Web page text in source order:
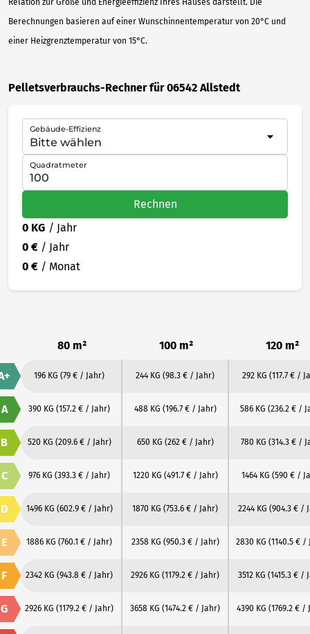
Berechnungen basieren auf einer Wunschinnentemperatur von 20°C und
einer Heizgrenztemperatur von 15°C.
Pelletsverbrauchs-Rechner für 06542 Allstedt
Gebäude-Effizienz
Quadratmeter
Rechnen
0 KG / Jahr
0 € / Jahr
0 € / Monat
80 m² 100 m² 120 m²
196 KG (79 € / Jahr) 244 KG (98.3 € / Jahr) 292 KG (117.7 € /
A 390 KG (157.2 € / Jahr) 488 KG (196.7 € / Jahr) 586 KG (236.2 € /
B 520 KG (209.6 € / Jahr) 650 KG (262 € / Jahr) 780 KG (314.3 € /
C 976 KG (393.3 € / Jahr) 1220 KG (491.7 € / Jahr) 1464 KG (590 € /
D 1496 KG (602.9 € / Jahr) 1870 KG (753.6 € / Jahr) 2244 KG (904.3 € /
E 1886 KG (760.1 € / Jahr) 2358 KG (950.3 € / Jahr) 2830 KG (1140.5 € /
F 2342 KG (943.8 € / Jahr) 2926 KG (1179.2 € / Jahr) 3512 KG (1415.3 € /
G 2926 KG (1179.2 € / Jahr) 3658 KG (1474.2 € / Jahr) 4390 KG (1769.2 € /